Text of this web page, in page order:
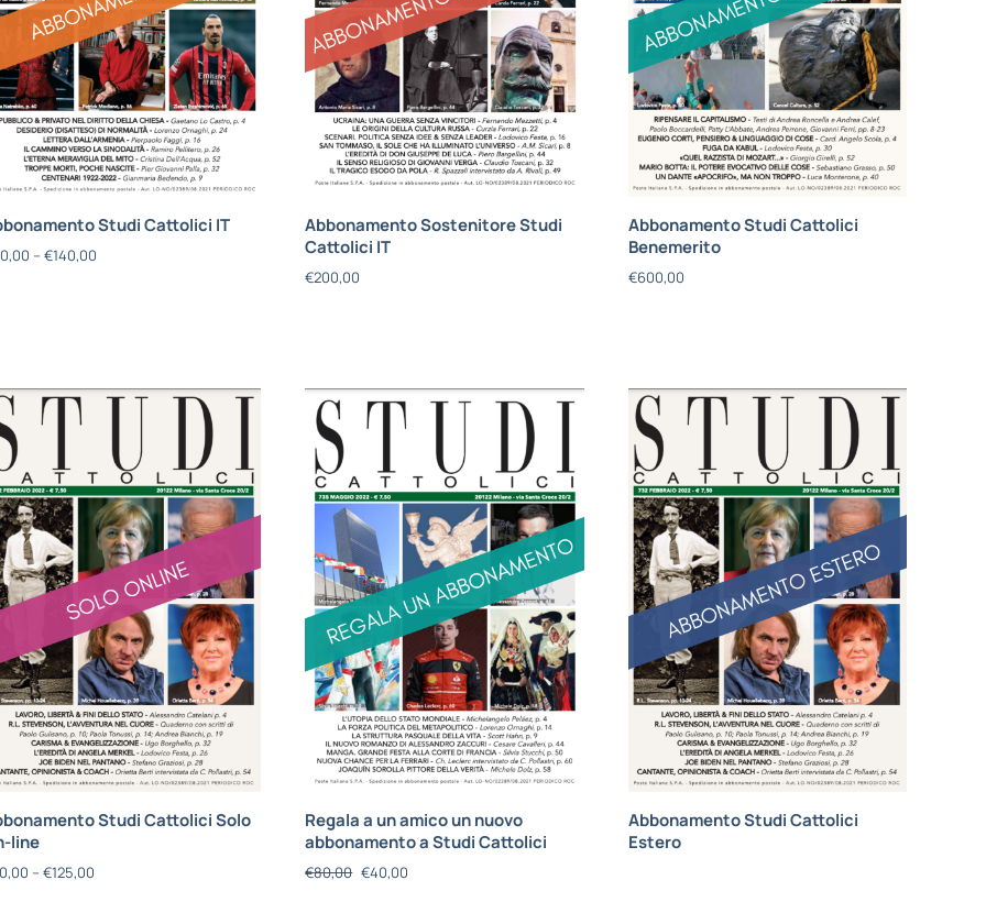
Studi Cattolici IT
– €140,00
Abbonamento Sostenitore Studi
Cattolici IT
€200,00
Abbonamento Studi Cattolici
Benemerito
€600,00
Studi Cattolici Solo
line
– €125,00
Regala a un amico un nuovo
abbonamento a Studi Cattolici
€80,00 €40,00
Abbonamento Studi Cattolici
Estero